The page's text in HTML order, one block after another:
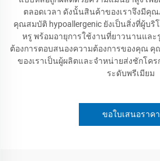
ตลอดเวลา ดังนั้นสินค้าของเราจึงมีคุ
คุณสมบัติ hypoallergenic ยังเป็นสิ่งที่ผู้บ
หรู พร้อมอายุการใช้งานที่ยาวนานแล
ต้องการตอบสนองความต้องการของคุณ
ของเราเป็นผู้ผลิตและจำหน่ายส่งชักโคร
ระดับพรีเมียม
ขอใบเสนอราคา